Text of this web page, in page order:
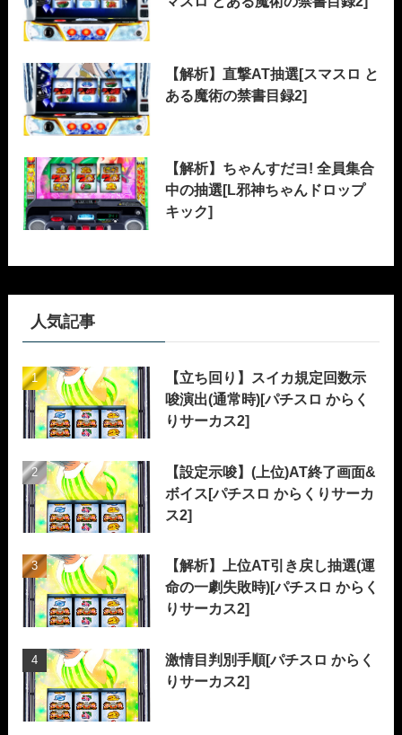
【解析】直撃AT抽選[スマスロ と
ある魔術の禁書目録2]
【解析】ちゃんすだヨ! 全員集合
中の抽選[L邪神ちゃんドロップ
キック]
人気記事
【立ち回り】スイカ規定回数示
唆演出(通常時)[パチスロ からく
りサーカス2]
【設定示唆】(上位)AT終了画面&
ボイス[パチスロ からくりサーカ
ス2]
【解析】上位AT引き戻し抽選(運
命の一劇失敗時)[パチスロ からく
りサーカス2]
激情目判別手順[パチスロ からく
りサーカス2]